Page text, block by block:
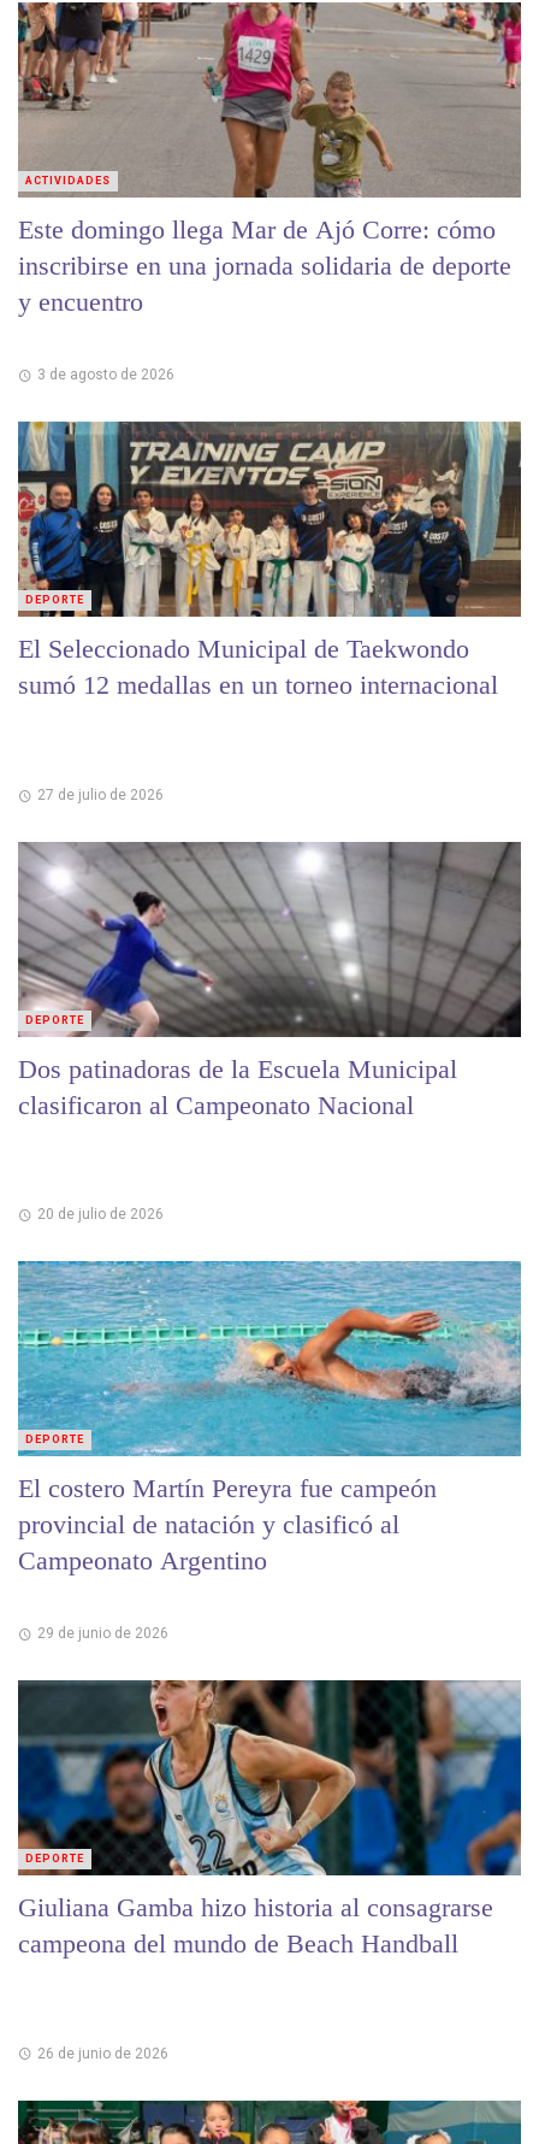
Este domingo llega Mar de Ajó Corre: cómo
inscribirse en una jornada solidaria de deporte
y encuentro
3 de agosto de 2026
ACTIVIDADES
El Seleccionado Municipal de Taekwondo
sumó 12 medallas en un torneo internacional
27 de julio de 2026
DEPORTE
Dos patinadoras de la Escuela Municipal
clasificaron al Campeonato Nacional
20 de julio de 2026
DEPORTE
El costero Martín Pereyra fue campeón
provincial de natación y clasificó al
Campeonato Argentino
29 de junio de 2026
DEPORTE
Giuliana Gamba hizo historia al consagrarse
campeona del mundo de Beach Handball
26 de junio de 2026
DEPORTE